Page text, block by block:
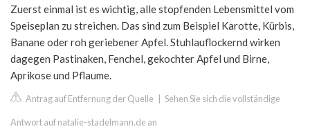
Zuerst einmal ist es wichtig, alle stopfenden Lebensmittel vom
Speiseplan zu streichen. Das sind zum Beispiel Karotte, Kürbis,
Banane oder roh geriebener Apfel. Stuhlauflockernd wirken
dagegen Pastinaken, Fenchel, gekochter Apfel und Birne,
Aprikose und Pflaume.
Antrag auf Entfernung der Quelle Sehen Sie sich die vollständige
Antwort auf natalie-stadelmann.de an